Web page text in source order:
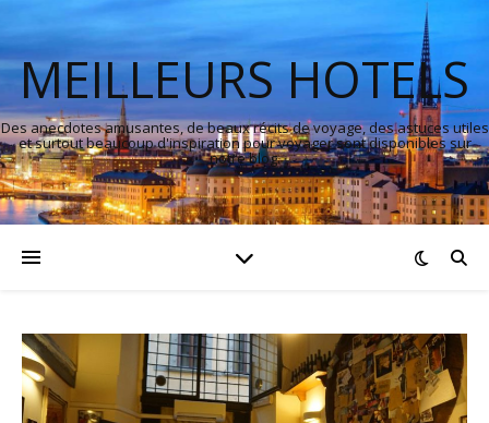
MEILLEURS HOTELS
Des anecdotes amusantes, de beaux récits de voyage, des astuces utiles
et surtout beaucoup d'inspiration pour voyager sont disponibles sur
notre blog.